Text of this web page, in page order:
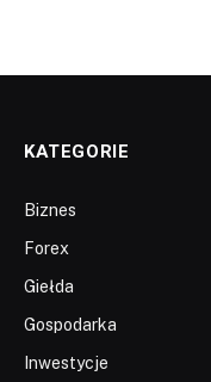
KATEGORIE
Biznes
Forex
Giełda
Gospodarka
Inwestycje